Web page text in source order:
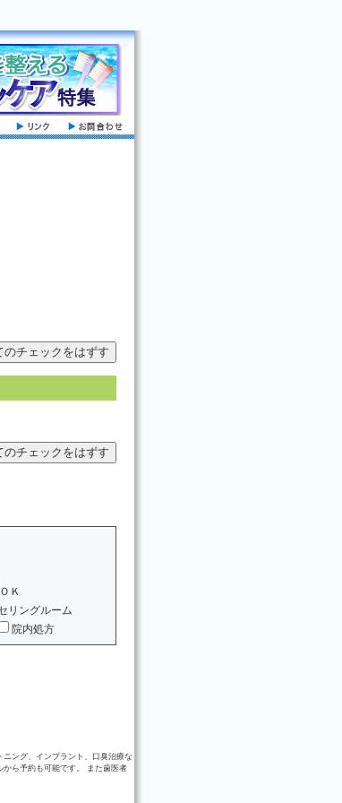
Ｋ
リングルーム
院内処方
ング、インプラント、口臭治療な
から予約も可能です。 また歯医者